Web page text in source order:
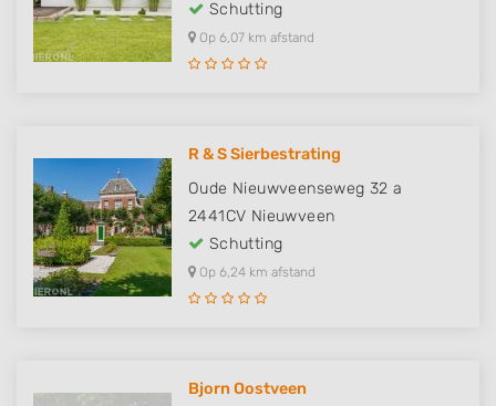
Schutting
Op 6,07 km afstand
R & S Sierbestrating
Oude Nieuwveenseweg 32 a
2441CV Nieuwveen
Schutting
Op 6,24 km afstand
Bjorn Oostveen